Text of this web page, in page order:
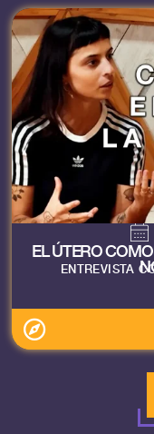
EL ÚTERO
ENTREVISTA